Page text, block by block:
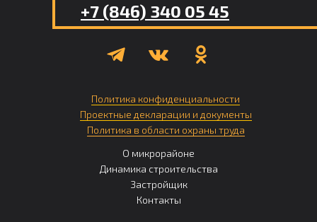
+7 (846) 340 05 45
О микрорайоне
Динамика строительства
Застройщик
Контакты
Политика конфиденциальности
Проектные декларации и документы
Политика в области охраны труда